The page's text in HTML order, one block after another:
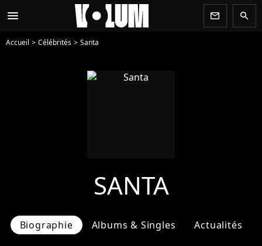
menu newsletter search
Accueil Célébrités Santa
SANTA
Biographie Albums & Singles Actualités